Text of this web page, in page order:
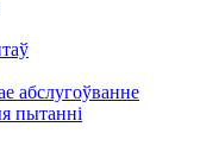
абслугоўванне
пытанні